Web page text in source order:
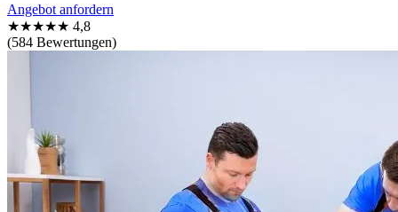
Angebot anfordern
★★★★★ 4,8
(584 Bewertungen)